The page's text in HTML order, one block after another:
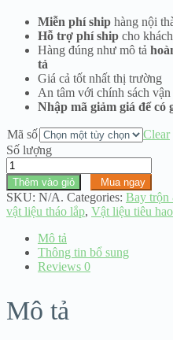
đến
35.700 ₫
Miễn phí ship hàng nội
Hỗ trợ phí ship cho
Hàng đúng như mô tả
tả
Giá cả tốt nhất thị trường
An tâm với chính sách vận
Nhập mã giảm giá để có
Mã số
Clear
Số lượng
Chén
cao
su
tặng
bay
bền
tốt
Thêm vào giỏ Mua ngay
SKU: N/A. Categories: Bay trộn
vật liệu tháo lắp, Vật liệu tiêu
Mô tả
Thông tin bổ sung
Reviews 0
Mô tả